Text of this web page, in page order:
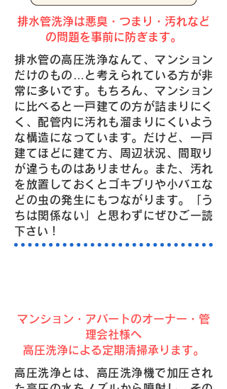
排水管洗浄は悪臭・つまり・汚れなど
の問題を事前に防ぎます。
排水管の高圧洗浄なんて、マンション
だけのもの…と考えられている方が非
常に多いです。もちろん、マンション
に比べると一戸建ての方が詰まりにく
く、配管内に汚れも溜まりにくいよう
な構造になっています。だけど、一戸
建てほどに建て方、周辺状況、間取り
が違うものはありません。また、汚れ
を放置しておくとゴキブリや小バエな
どの虫の発生にもつながります。「う
ちは関係ない」と思わずにぜひご一読
下さい！
マンション・アパートのオーナー・管
理会社様へ
高圧洗浄による定期清掃承ります。
高圧洗浄とは、高圧洗浄機で加圧され